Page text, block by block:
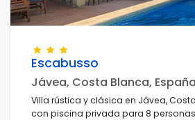
Escabusso
Jávea, Costa Blanca, España
Villa rústica y clásica en Jávea,
con piscina privada para 8